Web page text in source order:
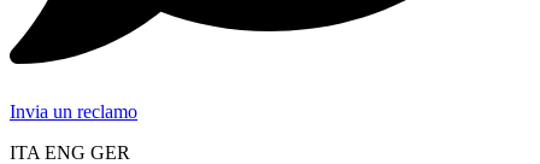
Invia un reclamo
ITA ENG GER